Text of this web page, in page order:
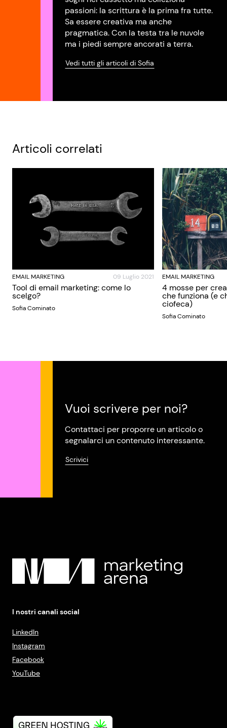
passioni: la scrittura è la prima fra tutte.
Sa essere creativa ma anche
pragmatica. Con la testa tra le nuvole
ma i piedi sempre ancorati a terra.
Vedi tutti gli articoli di Sofia
Articoli correlati
EMAIL MARKETING 09 Luglio 2021
Tool di email marketing: come lo
scelgo?
Sofia Cominato
EMAIL MARKETING
4 mosse per
che funziona (e
ciofeca)
Sofia Cominato
Vuoi scrivere per noi?
Contattaci per proporre un articolo o
segnalarci un contenuto interessante.
Scrivici
I nostri canali social
LinkedIn
Instagram
Facebook
YouTube